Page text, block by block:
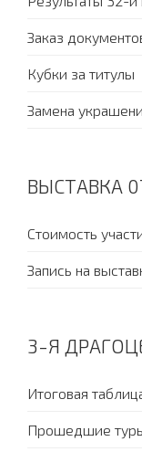
Заказ
Кубки за титулы
Замена
ВЫСТАВКА
Стоимость
Запись на
3-Я
Итоговая
Прошедшие